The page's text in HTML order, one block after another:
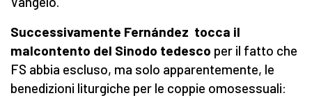
Successivamente Fernández tocca il
malcontento del Sinodo tedesco per il fatto che
FS abbia escluso, ma solo apparentemente, le
benedizioni liturgiche per le coppie omosessuali: